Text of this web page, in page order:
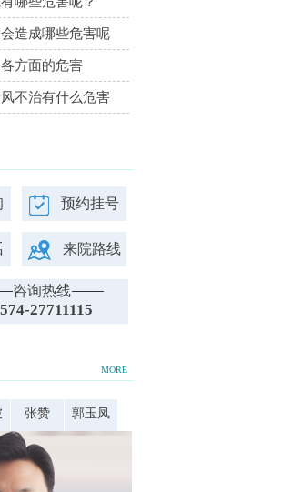
造成哪些危害呢
方面的危害
不治有什么危害
预约挂号
来院路线
咨询热线
27711115
MORE
张赞 郭玉凤